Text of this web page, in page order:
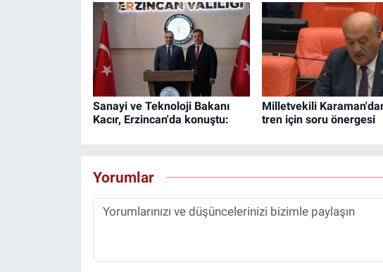
Sanayi ve Teknoloji Bakanı
Kacır, Erzincan'da konuştu:
Milletvekili
tren için soru önergesi
Yorumlar